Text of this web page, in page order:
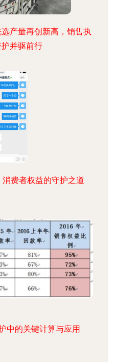
产量再创新高，销售执
并驱前行
费者权益的守护之道
中的关键计算与应用